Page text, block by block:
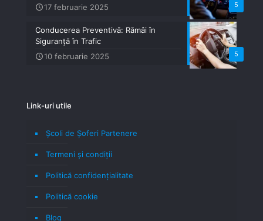
5
17 februarie 2025
5
Conducerea Preventivă: Rămâi în
Siguranță în Trafic
10 februarie 2025
Link-uri utile
Școli de Șoferi Partenere
Termeni şi condiţii
Politică confidenţialitate
Politică cookie
Blog